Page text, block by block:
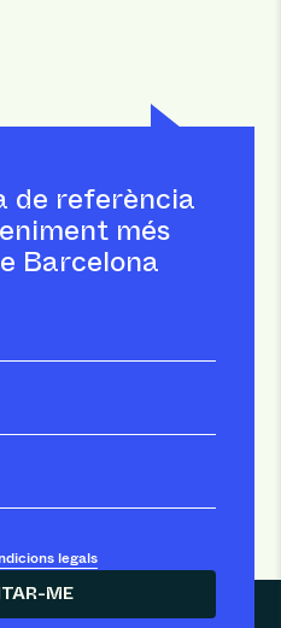
de referència
més
Barcelona
legals